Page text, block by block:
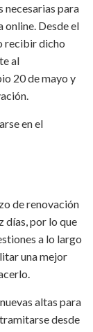
necesarias para
Desde el
recibir dicho
al
20 de mayo y
en el
de renovación
días, por lo que
a lo largo
una mejor
altas para
desde